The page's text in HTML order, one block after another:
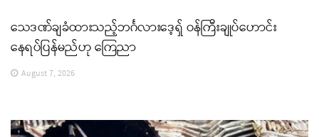
သေဒဏ်ချခံထားသည့်ဘင်္ဂလားဒေ့ရှ် ဝန်ကြီးချုပ်ဟောင်း
နေရပ်ပြန်မည်ဟု ကြေညာ
August 7, 2026